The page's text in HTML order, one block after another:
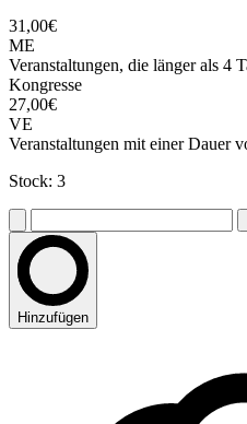
31,00€
ME
Veranstaltungen, die länger als 4
Kongresse
27,00€
VE
Veranstaltungen mit einer Dauer
Stock: 3
Hinzufügen